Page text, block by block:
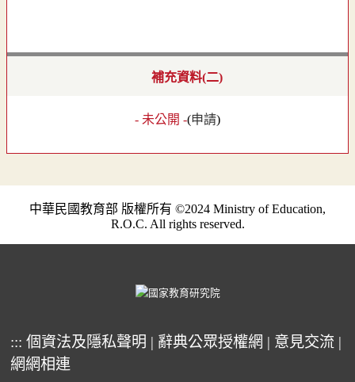
補充資料(二)
- 未公開 -(申請)
中華民國教育部 版權所有 ©2024 Ministry of Education,
R.O.C. All rights reserved.
::: 個資法及隱私聲明 | 辭典公眾授權網 | 意見交流 |
網網相連